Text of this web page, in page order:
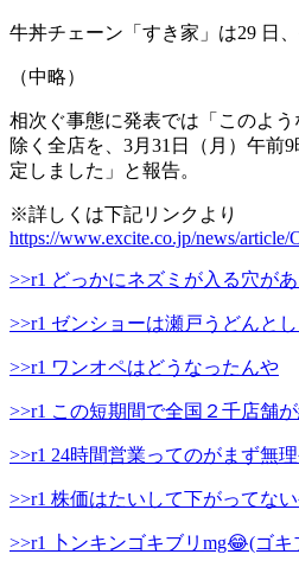
牛丼チェーン「すき家」は29 日
（中略）
相次ぐ事態に発表では「このよ
除く全店を、3月31日（月）午前
定しました」と報告。
※詳しくは下記リンクより
https://www.excite.co.jp/news/article/
>>r1 どっかにネズミが入る穴が
>>r1 ゼンショーは瀬戸うどんと
>>r1 ワンオペはどうなったんや
>>r1 この短期間で全国２千店舗
>>r1 24時間営業ってのがまず無
>>r1 株価はたいして下がってな
>>r1 卜ンキンゴキブリmg😂(ゴ